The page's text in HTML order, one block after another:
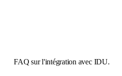
FAQ sur l'intégration avec IDU.